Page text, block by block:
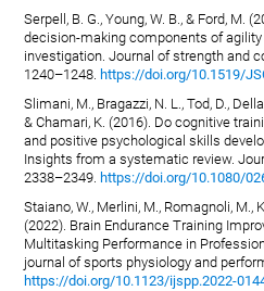
Serpell, B. G., Young, W. B., & Ford, M.
decision-making components of
investigation. Journal of strength and
1240–1248. https://doi.org/10.1519/
Slimani, M., Bragazzi, N. L., Tod, D.,
& Chamari, K. (2016). Do cognitive
and positive psychological skills
Insights from a systematic review.
2338–2349. https://doi.org/10.1080/
Staiano, W., Merlini, M., Romagnoli, M.,
(2022). Brain Endurance Training
Multitasking Performance in
journal of sports physiology and
https://doi.org/10.1123/ijspp.2022-